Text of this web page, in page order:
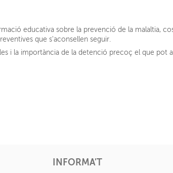
educativa sobre la prevenció de la malaltia,
que s'aconsellen seguir.
i la importància de la detenció precoç el que pot
INFORMA'T